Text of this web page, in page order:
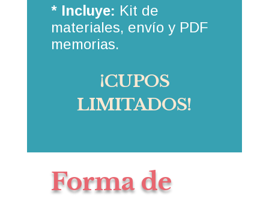
* Incluye: Kit de
materiales, envío y PDF
memorias.
¡CUPOS
LIMITADOS!
Forma de